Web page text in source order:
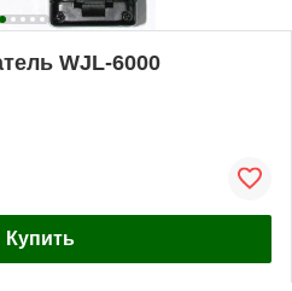
WJL-6000
Купить